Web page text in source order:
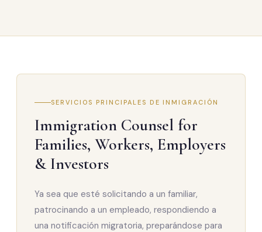
SERVICIOS PRINCIPALES DE INMIGRACIÓN
Immigration Counsel for
Families, Workers, Employers
& Investors
Ya sea que esté solicitando a un familiar,
patrocinando a un empleado, respondiendo a
una notificación migratoria, preparándose para